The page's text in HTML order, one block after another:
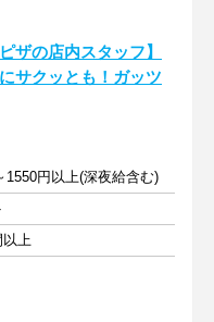
ザの店内スタッフ】
サクッとも！ガッツ
1550円以上(深夜給含む)
以上